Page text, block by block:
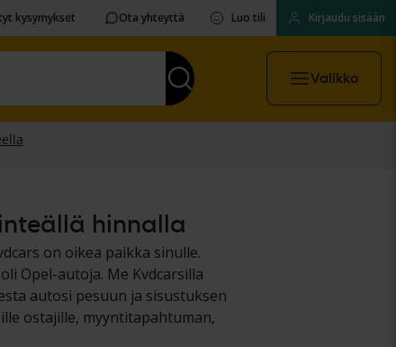
kysymykset Ota yhteyttä Luo tili Kirjaudu sisään
Valikko
hinnalla
on oikea paikka sinulle.
Opel-autoja. Me Kvdcarsilla
autosi pesuun ja sisustuksen
ostajille, myyntitapahtuman,